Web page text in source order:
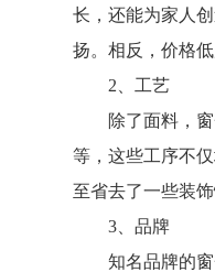
长，还能为家人
扬。相反，价格
2、工艺
除了面料，窗
等，这些工序不
至省去了一些装
3、品牌
知名品牌的窗